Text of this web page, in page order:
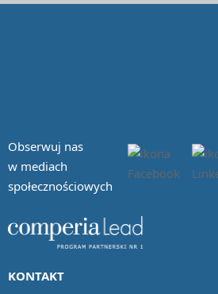
Obserwuj nas
w mediach
społecznościowych
KONTAKT